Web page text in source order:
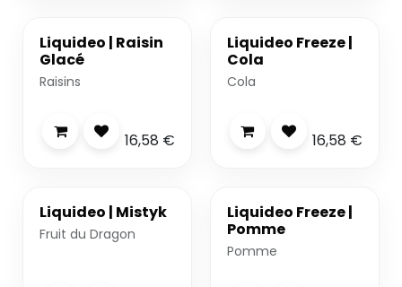
Liquideo | Raisin
Glacé
Raisins
16,58 €
Liquideo Freeze |
Cola
Cola
16,58 €
Dispo 24/7
Liquideo | Mistyk
Fruit du Dragon
Liquideo Freeze |
Pomme
Pomme